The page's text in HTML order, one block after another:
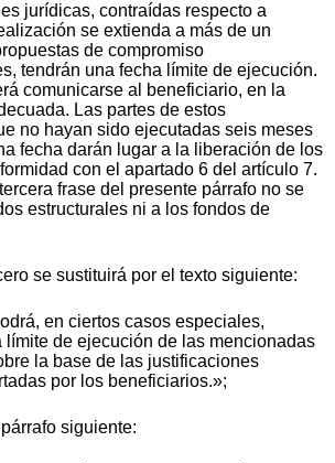
jurídicas, contraídas respecto a
se extienda a más de un
de compromiso
tendrán una fecha límite de ejecución.
comunicarse al beneficiario, en la
Las partes de estos
no hayan sido ejecutadas seis meses
fecha darán lugar a la liberación de los
con el apartado 6 del artículo 7.
frase del presente párrafo no se
estructurales ni a los fondos de
se sustituirá por el texto siguiente:
en ciertos casos especiales,
límite de ejecución de las mencionadas
la base de las justificaciones
por los beneficiarios.»;
siguiente: